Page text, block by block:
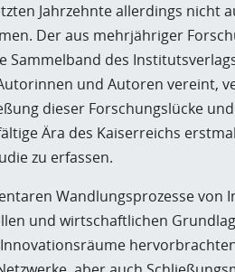
Jahrzehnte allerdings nicht
Der aus mehrjähriger
Sammelband des
und Autoren vereint,
dieser Forschungslücke
Ära des Kaiserreichs
zu erfassen.
Wandlungsprozesse von
und wirtschaftlichen